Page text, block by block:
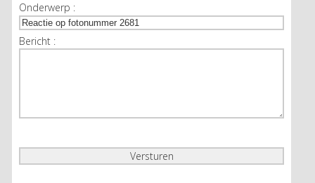
Onderwerp :
Bericht :